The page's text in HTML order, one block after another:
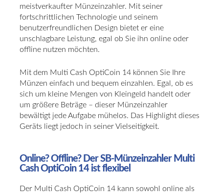
meistverkaufter Münzeinzahler. Mit seiner
fortschrittlichen Technologie und seinem
benutzerfreundlichen Design bietet er eine
unschlagbare Leistung, egal ob Sie ihn online oder
offline nutzen möchten.
Mit dem Multi Cash OptiCoin 14 können Sie Ihre
Münzen einfach und bequem einzahlen. Egal, ob es
sich um kleine Mengen von Kleingeld handelt oder
um größere Beträge – dieser Münzeinzahler
bewältigt jede Aufgabe mühelos. Das Highlight dieses
Geräts liegt jedoch in seiner Vielseitigkeit.
Online? Offline? Der SB-Münzeinzahler Multi
Cash OptiCoin 14 ist flexibel
Der Multi Cash OptiCoin 14 kann sowohl online als